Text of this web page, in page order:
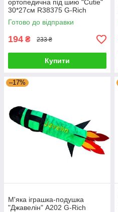
ортопедична під шию "Cutie"
30*27см R38375 G-Rich
Готово до відправки
194 ₴ 233 ₴
Купити
–17%
М'яка іграшка-подушка
"Джавелін" А202 G-Rich